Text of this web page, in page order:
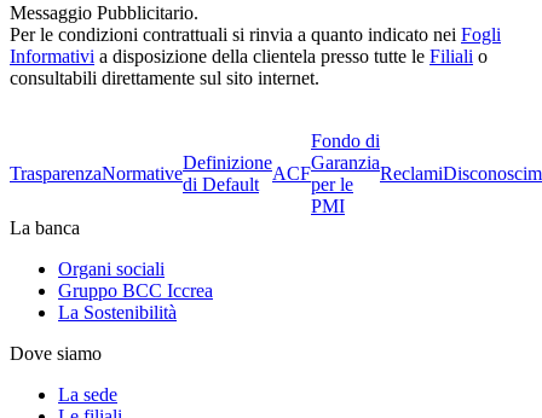
Messaggio Pubblicitario.
Per le condizioni contrattuali si rinvia a quanto indicato nei Fogli
Informativi a disposizione della clientela presso tutte le Filiali o
consultabili direttamente sul sito internet.
TrasparenzaNormative
Definizione
di Default
ACF
Fondo di
Garanzia
per le
PMI
Reclami
La banca
Organi sociali
Gruppo BCC Iccrea
La Sostenibilità
Dove siamo
La sede